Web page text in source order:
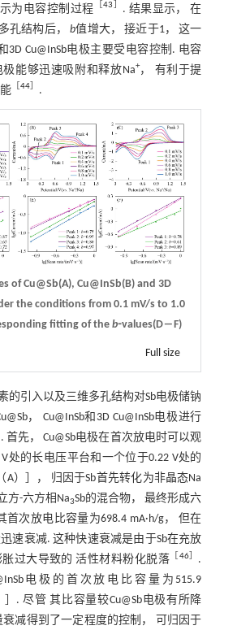
为电容控制过程 ［43］ . 结果显示， 在
孔结构后，b值增大， 接近于1， 这一
3D Cu@InSb电极主要受电容控制. 电容
极能够迅速吸附和释放Na+， 有利于提
［44］ .
of Cu@Sb(A), Cu@InSb(B) and 3D
the conditions from 0.1 mV/s to 1.0
fitting of the b⁃values(D―F)
Full size
的引入以及三维多孔结构对Sb电极储钠
， Cu@InSb和3D Cu@InSb电极进行
首先， Cu@Sb电极在首次放电时可以观
处的长电压平台和一个位于0.22 V处的
（A）］， 归因于Sb首先转化为非晶态Na
方-六方相Na3Sb的混合物， 最终形成六
首次放电比容量为698.4 mA·h/g， 但在
速衰减. 这种快速衰减是由于Sb在充放
过大导致的 活性材料粉化脱落
46］ .
电极的首次放电比容量为515.9
］. 尽管 其比容量较Cu@Sb电极有所降
减得到了一定程度的控制， 可归因于